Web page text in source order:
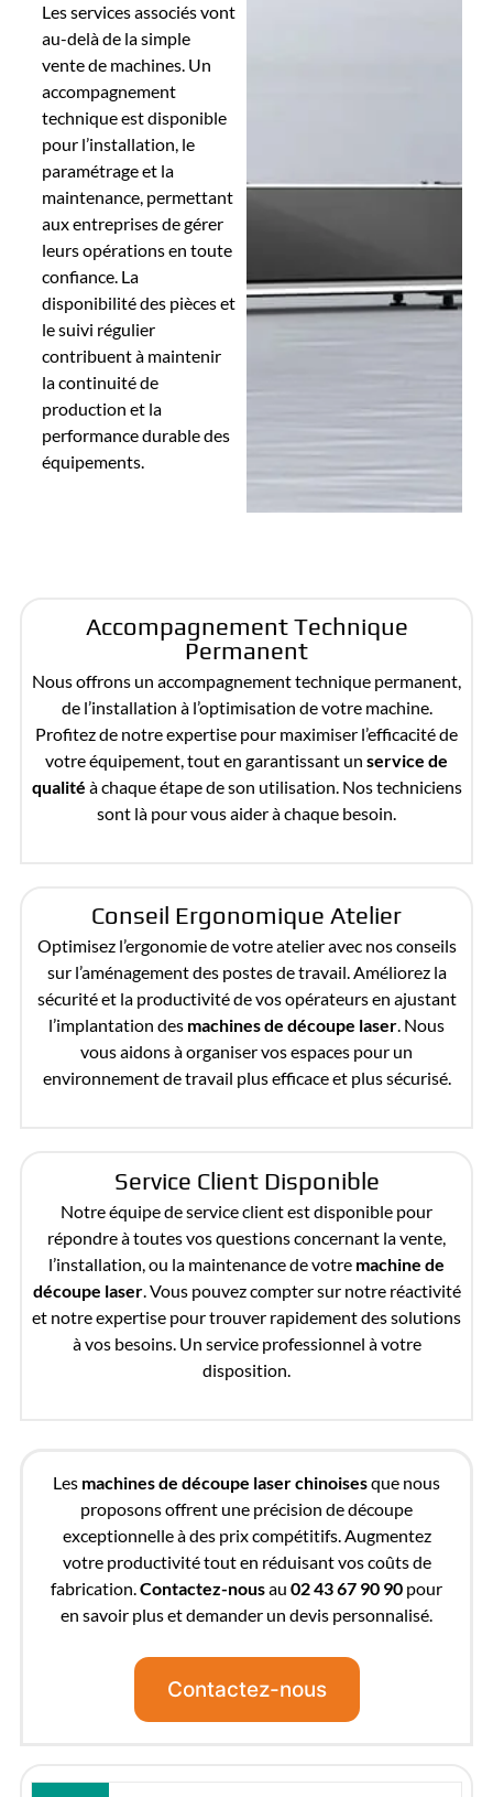
Les services associés vont
au-delà de la simple
vente de machines. Un
accompagnement
technique est disponible
pour l’installation, le
paramétrage et la
maintenance, permettant
aux entreprises de gérer
leurs opérations en toute
confiance. La
disponibilité des pièces et
le suivi régulier
contribuent à maintenir
la continuité de
production et la
performance durable des
équipements.
Accompagnement Technique
Permanent
Nous offrons un accompagnement technique permanent,
de l’installation à l’optimisation de votre machine.
Profitez de notre expertise pour maximiser l’efficacité de
votre équipement, tout en garantissant un service de
qualité à chaque étape de son utilisation. Nos techniciens
sont là pour vous aider à chaque besoin.
Conseil Ergonomique Atelier
Optimisez l’ergonomie de votre atelier avec nos conseils
sur l’aménagement des postes de travail. Améliorez la
sécurité et la productivité de vos opérateurs en ajustant
l’implantation des machines de découpe laser. Nous
vous aidons à organiser vos espaces pour un
environnement de travail plus efficace et plus sécurisé.
Service Client Disponible
Notre équipe de service client est disponible pour
répondre à toutes vos questions concernant la vente,
l’installation, ou la maintenance de votre machine de
découpe laser. Vous pouvez compter sur notre réactivité
et notre expertise pour trouver rapidement des solutions
à vos besoins. Un service professionnel à votre
disposition.
Les machines de découpe laser chinoisesque nous
proposons offrent une précision de découpe
exceptionnelle à des prix compétitifs. Augmentez
votre productivité tout en réduisant vos coûts de
fabrication.Contactez-nousau 02 43 67 90 90 pour
en savoir plus et demander un devis personnalisé.
Contactez-nous